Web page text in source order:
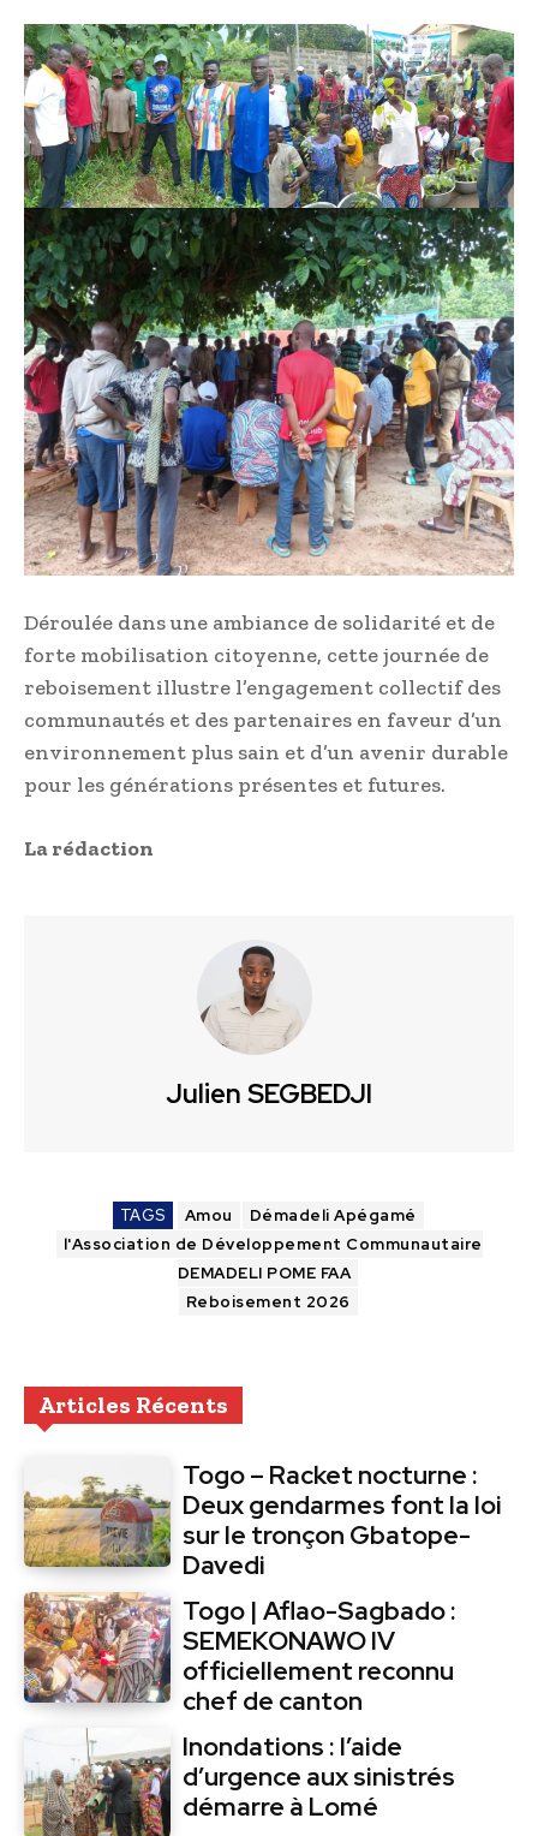
Déroulée dans une ambiance de solidarité et de
forte mobilisation citoyenne, cette journée de
reboisement illustre l’engagement collectif des
communautés et des partenaires en faveur d’un
environnement plus sain et d’un avenir durable
pour les générations présentes et futures.
La rédaction
Julien SEGBEDJI
TAGS Amou
Démadeli Apégamé
l'Association de Développement Communautaire
DEMADELI POME FAA
Reboisement 2026
Articles Récents
Togo – Racket nocturne :
Deux gendarmes font la loi
sur le tronçon Gbatope-
Davedi
Togo | Aflao-Sagbado :
SEMEKONAWO IV
officiellement reconnu
chef de canton
Inondations : l’aide
d’urgence aux sinistrés
démarre à Lomé